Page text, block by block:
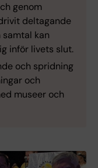
genom
deltagande
kan
inför livets slut.
och spridning
och
museer och